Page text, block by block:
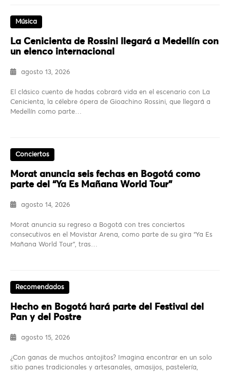
Música
La Cenicienta de Rossini llegará a Medellín con
un elenco internacional
agosto 13, 2026
El clásico cuento de hadas cobrará vida en el escenario con La
Cenicienta, la célebre ópera de Gioachino Rossini, que llegará a
Medellín como parte…
Conciertos
Morat anuncia seis fechas en Bogotá como
parte del “Ya Es Mañana World Tour”
agosto 14, 2026
Morat anuncia su regreso a Bogotá con tres conciertos
consecutivos en el Movistar Arena, como parte de su gira “Ya Es
Mañana World Tour”, tras…
Recomendados
Hecho en Bogotá hará parte del Festival del
Pan y del Postre
agosto 15, 2026
¿Con ganas de muchos antojitos? Imagina encontrar en un solo
sitio panes tradicionales y artesanales, amasijos, pastelería,